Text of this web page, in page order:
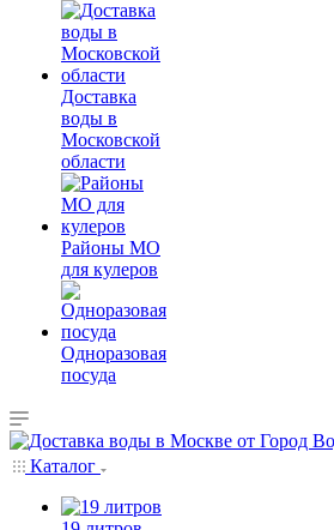
Доставка
воды в
Московской
области
Районы МО
для кулеров
Одноразовая
посуда
Каталог